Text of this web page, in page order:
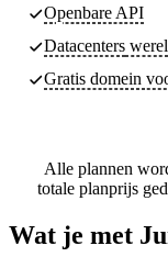
Openbare API
Datacenters
Gratis domein
Alle plannen
totale planprijs
Wat je met